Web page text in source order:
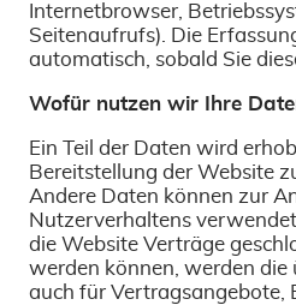
Internetbrowser,
Seitenaufrufs). Die
automatisch, sobald Sie
Wofür nutzen wir Ihre
Ein Teil der Daten wird
Bereitstellung der Website
Andere Daten können zur
Nutzerverhaltens
die Website Verträge
werden können, werden
auch für Vertragsangebote,